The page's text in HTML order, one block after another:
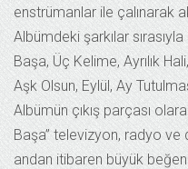
enstrümanlar ile çalınarak
Albümdeki şarkılar
Başa, Üç Kelime, Ayrılık
Aşk Olsun, Eylül, Ay
Albümün çıkış parçası
Başa” televizyon, radyo ve
andan itibaren büyük